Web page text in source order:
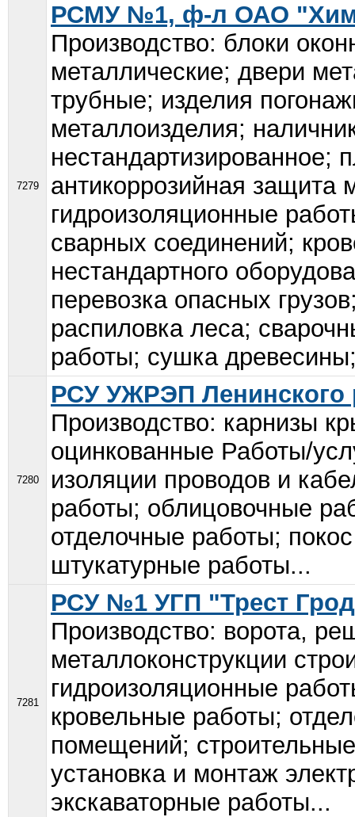
7279
РСМУ №1, ф-л ОАО
Производство: блоки
металлические; двери
трубные; изделия
металлоизделия;
нестандартизированное;
антикоррозийная защита
гидроизоляционные
сварных соединений;
нестандартного
перевозка опасных
распиловка леса;
работы; сушка
7280
РСУ УЖРЭП Ленинского
Производство: карнизы
оцинкованные Работы/
изоляции проводов и
работы; облицовочные
отделочные работы;
штукатурные работы...
7281
РСУ №1 УГП "Трест
Производство: ворота,
металлоконструкции
гидроизоляционные
кровельные работы;
помещений;
установка и монтаж
экскаваторные работы...